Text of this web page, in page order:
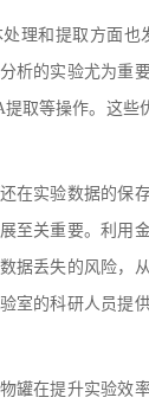
和提取方面也
析的实验尤为重
取等操作。这
还在实验数据的保
至关重要。利用
据丢失的风险，
室的科研人员提
在提升实验效率